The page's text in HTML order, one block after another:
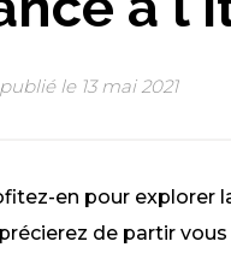
publié le 13 mai 2021
en pour explorer
de partir